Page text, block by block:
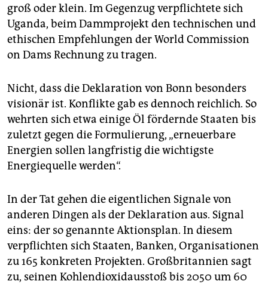
groß oder klein. Im Gegenzug verpflichtete sich
Uganda, beim Dammprojekt den technischen und
ethischen Empfehlungen der World Commission
on Dams Rechnung zu tragen.
Nicht, dass die Deklaration von Bonn besonders
visionär ist. Konflikte gab es dennoch reichlich. So
wehrten sich etwa einige Öl fördernde Staaten bis
zuletzt gegen die Formulierung, „erneuerbare
Energien sollen langfristig die wichtigste
Energiequelle werden“.
In der Tat gehen die eigentlichen Signale von
anderen Dingen als der Deklaration aus. Signal
eins: der so genannte Aktionsplan. In diesem
verpflichten sich Staaten, Banken, Organisationen
zu 165 konkreten Projekten. Großbritannien sagt
zu, seinen Kohlendioxidausstoß bis 2050 um 60